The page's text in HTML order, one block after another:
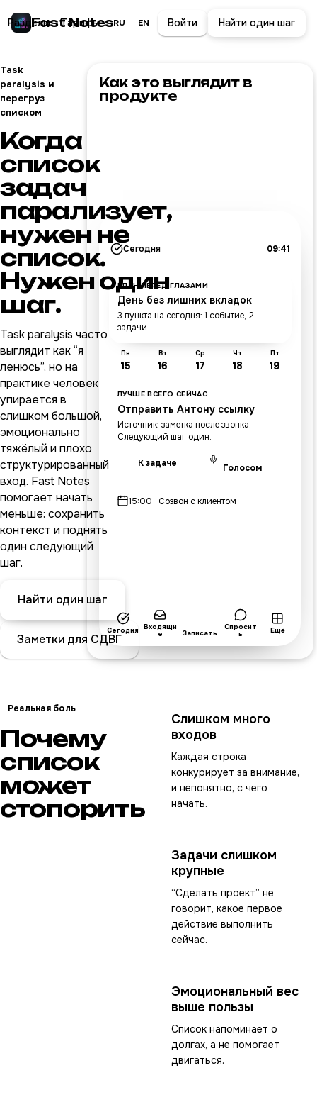
Fast Notes
Разделы Тарифы RU EN Войти Найти один шаг
Task
paralysis и
перегруз
списком
Когда
список
задач
парализует,
нужен не
список.
Нужен один
шаг.
Task paralysis часто
выглядит как “я
ленюсь”, но на
практике человек
упирается в
слишком большой,
эмоционально
тяжёлый и плохо
структурированный
вход. Fast Notes
помогает начать
меньше: сохранить
контекст и поднять
один следующий
шаг.
Найти один шаг
Заметки для СДВГ
Как это выглядит в
продукте
Сегодня 09:41
ПЛАН ПЕРЕД ГЛАЗАМИ
День без лишних вкладок
3 пункта на сегодня: 1 событие, 2
задачи.
Пн
15
Вт
16
Ср
17
Чт
18
Пт
19
ЛУЧШЕ ВСЕГО СЕЙЧАС
Отправить Антону ссылку
Источник: заметка после звонка.
Следующий шаг один.
К задаче Голосом
15:00 · Созвон с клиентом
Сегодня
Входящи
е
Записать
Спросит
ь
Ещё
Реальная боль
Почему
список
может
стопорить
Слишком много
входов
Каждая строка
конкурирует за внимание,
и непонятно, с чего
начать.
Задачи слишком
крупные
“Сделать проект” не
говорит, какое первое
действие выполнить
сейчас.
Эмоциональный вес
выше пользы
Список напоминает о
долгах, а не помогает
двигаться.